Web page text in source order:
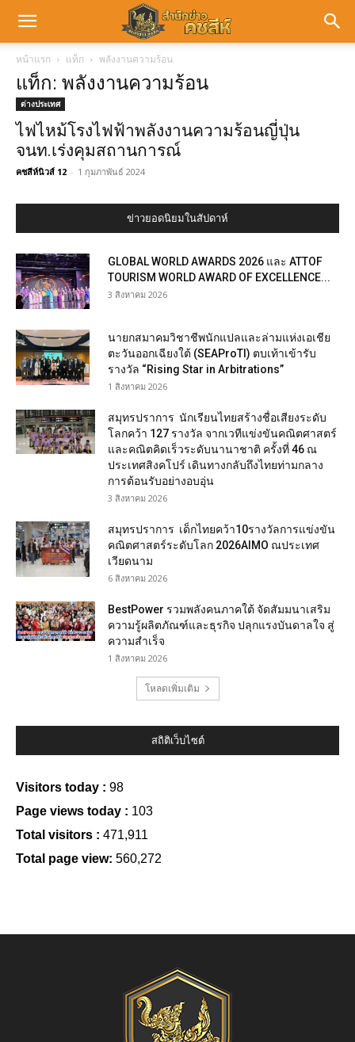
หน้าแรก แท็ก พลังงานความร้อน
แท็ก: พลังงานความร้อน
ต่างประเทศ
ไฟไหม้โรงไฟฟ้าพลังงานความร้อนญี่ปุ่น
จนท.เร่งคุมสถานการณ์
คชสีห์นิวส์ 12 - 1 กุมภาพันธ์ 2024
ข่าวยอดนิยมในสัปดาห์
GLOBAL WORLD AWARDS 2026 และ ATTOF
TOURISM WORLD AWARD OF EXCELLENCE...
3 สิงหาคม 2026
นายกสมาคมวิชาชีพนักแปลและล่ามแห่งเอเชีย
ตะวันออกเฉียงใต้ (SEAProTI) ตบเท้าเข้ารับ
รางวัล “Rising Star in Arbitrations”
1 สิงหาคม 2026
สมุทรปราการ นักเรียนไทยสร้างชื่อเสียงระดับ
โลกคว้า 127 รางวัล จากเวทีแข่งขันคณิตศาสตร์
และคณิตคิดเร็วระดับนานาชาติ ครั้งที่ 46 ณ
ประเทศสิงคโปร์ เดินทางกลับถึงไทยท่ามกลาง
การต้อนรับอย่างอบอุ่น
3 สิงหาคม 2026
สมุทรปราการ เด็กไทยคว้า10รางวัลการแข่งขัน
คณิตศาสตร์ระดับโลก 2026AIMO ณประเทศ
เวียดนาม
6 สิงหาคม 2026
BestPower รวมพลังคนภาคใต้ จัดสัมมนาเสริม
ความรู้ผลิตภัณฑ์และธุรกิจ ปลุกแรงบันดาลใจ สู่
ความสำเร็จ
1 สิงหาคม 2026
โหลดเพิ่มเติม
สถิติเว็บไซต์
Visitors today : 98
Page views today : 103
Total visitors : 471,911
Total page view: 560,272